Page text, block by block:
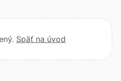
Späť na úvod